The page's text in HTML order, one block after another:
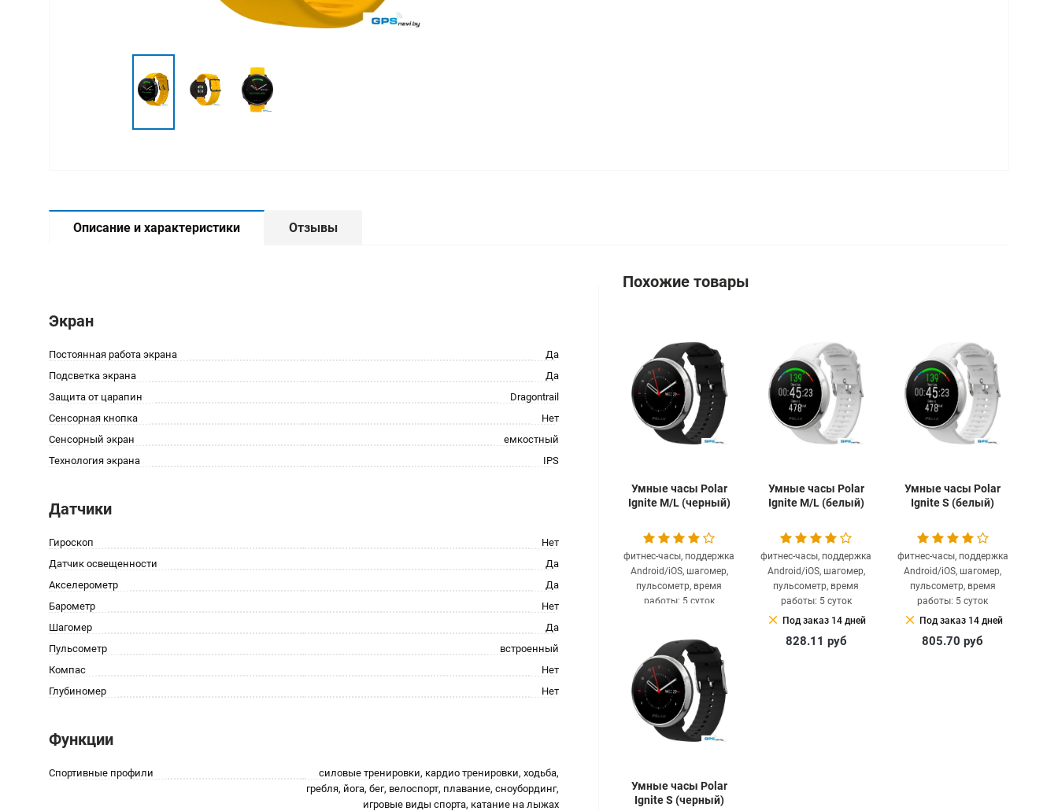
Описание и характеристики Отзывы
Экран
Постоянная работа экрана
Да
Подсветка экрана
Да
Защита от царапин
Dragontrail
Сенсорная кнопка
Нет
Сенсорный экран
емкостный
Технология экрана
IPS
Датчики
Гироскоп
Нет
Датчик освещенности
Да
Акселерометр
Да
Барометр
Нет
Шагомер
Да
Пульсометр
встроенный
Компас
Нет
Глубиномер
Нет
Функции
Спортивные профили
силовые тренировки, кардио тренировки, xодьба,
гребля, йога, бег, велоспорт, плавание, сноубординг,
игровые виды спорта, катание на лыжах
Похожие товары
Умные часы Polar
Ignite M/L (черный)
фитнес-часы, поддержка
Android/iOS, шагомер,
пульсометр, время
работы: 5 суток
760.87руб
Умные часы Polar
Ignite M/L (белый)
фитнес-часы, поддержка
Android/iOS, шагомер,
пульсометр, время
работы: 5 суток
clear Под заказ 14 дней
828.11 руб
Умные часы Polar
Ignite S (белый)
фитнес-часы, поддержка
Android/iOS, шагомер,
пульсометр, время
работы: 5 суток
clear Под заказ 14 дней
805.70руб
Умные часы Polar
Ignite S (черный)